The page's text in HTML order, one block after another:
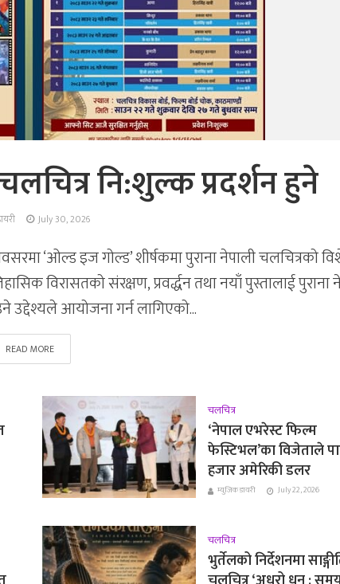
नि:शुल्क प्रदर्शन हुने
July 30, 2026
‘ओल्ड इज गोल्ड’ शीर्षकमा पुराना नेपाली चलचित्रको
विरासतको संरक्षण, प्रवर्द्धन तथा नयाँ पुस्तालाई पुराना
उद्देश्यले आयोजना गर्न लागिएको...
READ MORE
चलचित्र
‘नेपाल एभरेस्ट फिल्म
फेस्टिभल’का विजेताले
हजार अमेरिकी डलर
म्युजिक डायरी July 22, 2026
चलचित्र
भुर्तेलको निर्देशनमा